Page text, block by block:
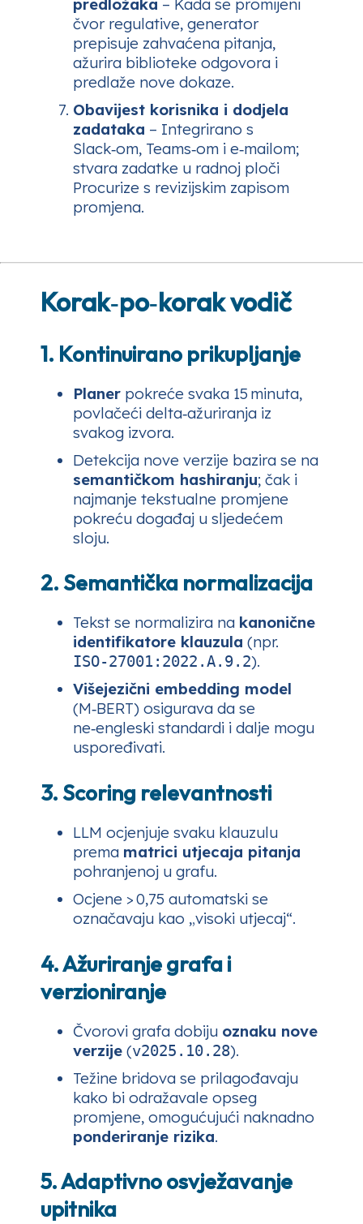
predložaka – Kada se promijeni
čvor regulative, generator
prepisuje zahvaćena pitanja,
ažurira biblioteke odgovora i
predlaže nove dokaze.
Obavijest korisnika i dodjela
zadataka – Integrirano s
Slack‑om, Teams‑om i e‑mailom;
stvara zadatke u radnoj ploči
Procurize s revizijskim zapisom
promjena.
Korak‑po‑korak vodič
1. Kontinuirano prikupljanje
Planer pokreće svaka 15 minuta,
povlačeći delta‑ažuriranja iz
svakog izvora.
Detekcija nove verzije bazira se na
semantičkom hashiranju; čak i
najmanje tekstualne promjene
pokreću događaj u sljedećem
sloju.
2. Semantička normalizacija
Tekst se normalizira na kanonične
identifikatore klauzula (npr.
ISO‑27001:2022.A.9.2).
Višejezični embedding model
(M‑BERT) osigurava da se
ne‑engleski standardi i dalje mogu
uspoređivati.
3. Scoring relevantnosti
LLM ocjenjuje svaku klauzulu
prema matrici utjecaja pitanja
pohranjenoj u grafu.
Ocjene > 0,75 automatski se
označavaju kao „visoki utjecaj“.
4. Ažuriranje grafa i
verzioniranje
Čvorovi grafa dobiju oznaku nove
verzije (v2025.10.28).
Težine bridova se prilagođavaju
kako bi odražavale opseg
promjene, omogućujući naknadno
ponderiranje rizika.
5. Adaptivno osvježavanje
upitnika